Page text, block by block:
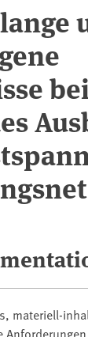
materiell-